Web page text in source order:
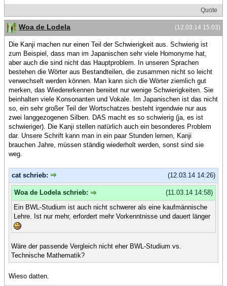
Quote
(12.03.14 15:03)
Woa de Lodela
Die Kanji machen nur einen Teil der Schwierigkeit aus. Schwierig ist
zum Beispiel, dass man im Japanischen sehr viele Homonyme hat,
aber auch die sind nicht das Hauptproblem. In unseren Sprachen
bestehen die Wörter aus Bestandteilen, die zusammen nicht so leicht
verwechselt werden können. Man kann sich die Wörter ziemlich gut
merken, das Wiedererkennen bereitet nur wenige Schwierigkeiten. Sie
beinhalten viele Konsonanten und Vokale. Im Japanischen ist das nicht
so, ein sehr großer Teil der Wortschatzes besteht irgendwie nur aus
zwei langgezogenen Silben. DAS macht es so schwierig (ja, es ist
schwieriger). Die Kanji stellen natürlich auch ein besonderes Problem
dar. Unsere Schrift kann man in ein paar Stunden lernen, Kanji
brauchen Jahre, müssen ständig wiederholt werden, sonst sind sie
weg.
(12.03.14 14:26)
cat schrieb:
(11.03.14 14:58)
Woa de Lodela schrieb:
Ein BWL-Studium ist auch nicht schwerer als eine kaufmännische
Lehre. Ist nur mehr, erfordert mehr Vorkenntnisse und dauert länger
Wäre der passende Vergleich nicht eher BWL-Studium vs.
Technische Mathematik?
Wieso datten.